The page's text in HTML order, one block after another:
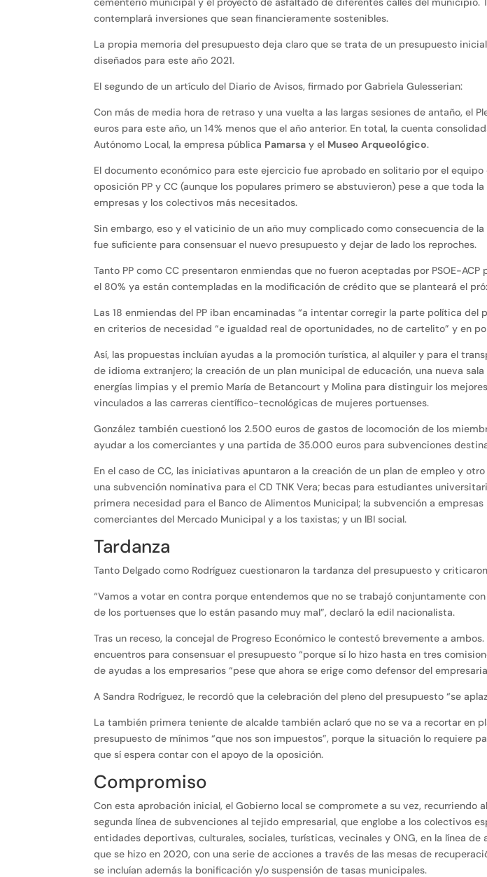
contemplará inversiones que sean financieramente sostenibles.
La propia memoria del presupuesto deja claro que se trata de un presupuesto
diseñados para este año 2021.
El segundo de un artículo del Diario de Avisos, firmado por Gabriela Gulesserian:
Con más de media hora de retraso y una vuelta a las largas sesiones de antaño, el
euros para este año, un 14% menos que el año anterior. En total, la cuenta
Autónomo Local, la empresa pública Pamarsa y el Museo Arqueológico.
El documento económico para este ejercicio fue aprobado en solitario por el
oposición PP y CC (aunque los populares primero se abstuvieron) pese a que toda
empresas y los colectivos más necesitados.
Sin embargo, eso y el vaticinio de un año muy complicado como consecuencia de
fue suficiente para consensuar el nuevo presupuesto y dejar de lado los reproches.
Tanto PP como CC presentaron enmiendas que no fueron aceptadas por PSOE-
el 80% ya están contempladas en la modificación de crédito que se planteará el
Las 18 enmiendas del PP iban encaminadas “a intentar corregir la parte política del
en criterios de necesidad “e igualdad real de oportunidades, no de cartelito” y en
Así, las propuestas incluían ayudas a la promoción turística, al alquiler y para el
de idioma extranjero; la creación de un plan municipal de educación, una nueva
energías limpias y el premio María de Betancourt y Molina para distinguir los
vinculados a las carreras científico-tecnológicas de mujeres portuenses.
González también cuestionó los 2.500 euros de gastos de locomoción de los
ayudar a los comerciantes y una partida de 35.000 euros para subvenciones
En el caso de CC, las iniciativas apuntaron a la creación de un plan de empleo y
una subvención nominativa para el CD TNK Vera; becas para estudiantes
primera necesidad para el Banco de Alimentos Municipal; la subvención a
comerciantes del Mercado Municipal y a los taxistas; y un IBI social.
Tardanza
Tanto Delgado como Rodríguez cuestionaron la tardanza del presupuesto y
“Vamos a votar en contra porque entendemos que no se trabajó conjuntamente
de los portuenses que lo están pasando muy mal”, declaró la edil nacionalista.
Tras un receso, la concejal de Progreso Económico le contestó brevemente a
encuentros para consensuar el presupuesto “porque sí lo hizo hasta en tres
de ayudas a los empresarios “pese que ahora se erige como defensor del
A Sandra Rodríguez, le recordó que la celebración del pleno del presupuesto “se
La también primera teniente de alcalde también aclaró que no se va a recortar en
presupuesto de mínimos “que nos son impuestos”, porque la situación lo requiere
que sí espera contar con el apoyo de la oposición.
Compromiso
Con esta aprobación inicial, el Gobierno local se compromete a su vez, recurriendo
segunda línea de subvenciones al tejido empresarial, que englobe a los colectivos
entidades deportivas, culturales, sociales, turísticas, vecinales y ONG, en la línea
que se hizo en 2020, con una serie de acciones a través de las mesas de
se incluían además la bonificación y/o suspensión de tasas municipales.